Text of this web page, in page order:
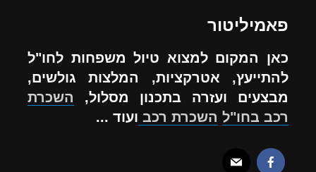
פאמיליטור
כאן המקום למצוא טיול משפחות לחו"ל
להתייעץ, אטרקציות, המלצות גולשים,
מבצעים ועזרה בתכנון מסלול, השכרת
רכב בחו"ל השכרת רכב ועוד ...